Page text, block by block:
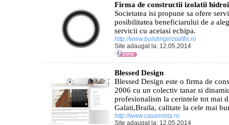
Firma de constructii izolatii
Societatea isi propune sa ofere
posibilitatea beneficiarului de a
servicii cu aceiasi echipa.
http://www.buildinginstallfix.ro
Site adaugat la: 12.05.2014
Blessed Design
Blessed Design este o firma de
2006 cu un colectiv tanar si
profesionalism la cerintele tot mai
Galati,Braila, calitate la cele mai
http://www.casamixta.ro
Site adaugat la: 12.05.2014